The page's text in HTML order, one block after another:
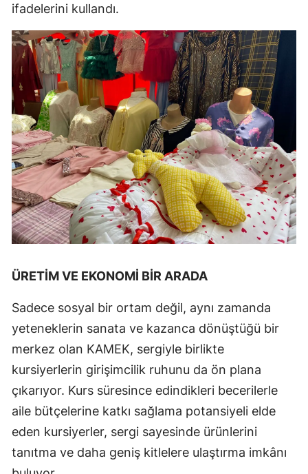
ifadelerini kullandı.
ÜRETİM VE EKONOMİ BİR ARADA
Sadece sosyal bir ortam değil, aynı zamanda
yeteneklerin sanata ve kazanca dönüştüğü bir
merkez olan KAMEK, sergiyle birlikte
kursiyerlerin girişimcilik ruhunu da ön plana
çıkarıyor. Kurs süresince edindikleri becerilerle
aile bütçelerine katkı sağlama potansiyeli elde
eden kursiyerler, sergi sayesinde ürünlerini
tanıtma ve daha geniş kitlelere ulaştırma imkânı